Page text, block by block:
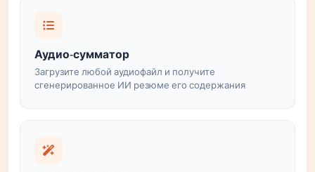
Аудио-сумматор
Загрузите любой аудиофайл и получите
сгенерированное ИИ резюме его содержания